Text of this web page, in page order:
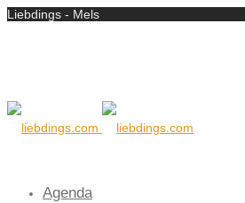
Liebdings - Mels
Agenda